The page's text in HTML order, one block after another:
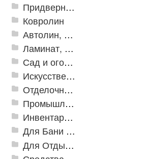
Придверные решетки
Ковролин
Автолин, Транслин, Линолеум
Ламинат, Кварцвиниловая плитка SPC
Сад и огород
Искусственная трава
Отделочные профили
Промышленный текстиль
Инвентарь для клининга
Для Бани и Сауны
Для Отдыха и Пикника